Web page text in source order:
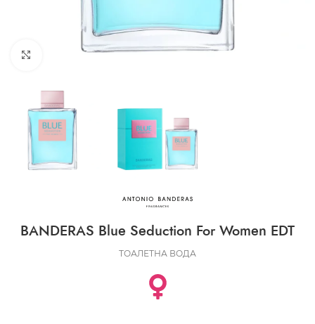
CLICK TO ENLARGE
BANDERAS Blue Seduction For Women EDT
ТОАЛЕТНА ВОДА